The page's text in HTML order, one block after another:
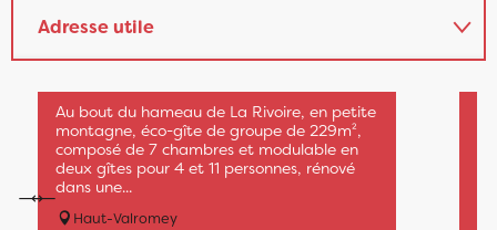
Adresse utile
Sur place
Au bout du hameau de La Rivoire, en petite
montagne, éco-gîte de groupe de 229m²,
composé de 7 chambres et modulable en
deux gîtes pour 4 et 11 personnes, rénové
dans une...
Haut-Valromey